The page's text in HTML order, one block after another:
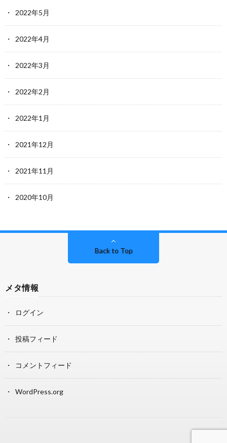
2022年5月
2022年4月
2022年3月
2022年2月
2022年1月
2021年12月
2021年11月
2020年10月
Back to Top
メタ情報
ログイン
投稿フィード
コメントフィード
WordPress.org